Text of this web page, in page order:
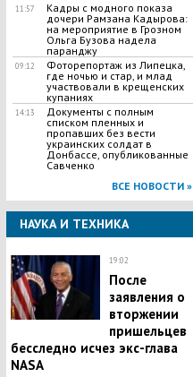
11:57
Кадры с модного показа
дочери Рамзана Кадырова:
на мероприятие в Грозном
Ольга Бузова надела
паранджу
09:12
Фоторепортаж из Липецка,
где ночью и стар, и млад
участвовали в крещенских
купаниях
14:13
Документы с полным
списком пленных и
пропавших без вести
украинских солдат в
Донбассе, опубликованные
Савченко
ВСЕ НОВОСТИ »
НАУКА И ТЕХНИКА
19:02
После
заявления о
вторжении
пришельцев
бесследно исчез экс-глава
NASA